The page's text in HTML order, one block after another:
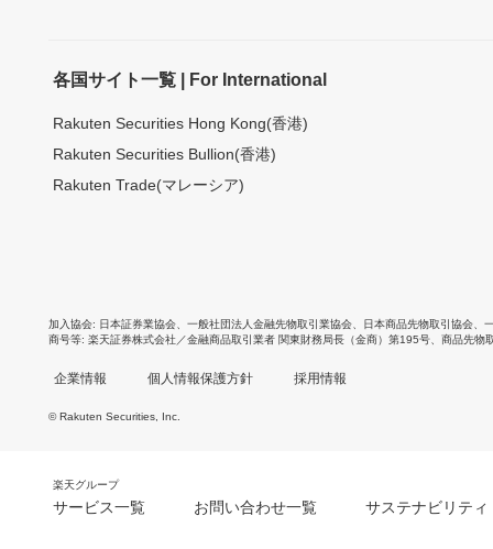
各国サイト一覧 | For International
Rakuten Securities Hong Kong(香港)
Rakuten Securities Bullion(香港)
Rakuten Trade(マレーシア)
加入協会 日本証券業協会 一般社団法人金融先物取引業協会 日本商品先物取引協会
商号等 楽天証券株式会社／金融商品取引業者 関東財務局長（金商）第195号、商品先物
企業情報 個人情報保護方針 採用情報
© Rakuten Securities, Inc.
楽天グループ
サービス一覧 お問い合わせ一覧 サステナビリティ